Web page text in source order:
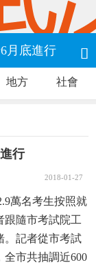
月底進行 
地方 社會
行
2018-01-27
萬名考生按照就
跟隨市考試院工
。記者從市考試
全市共抽調近600